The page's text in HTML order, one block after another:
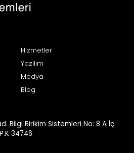
Hizmetler
Yazılım
Medya
Blog
Bilgi Birikim Sistemleri No: 8 A İç
34746